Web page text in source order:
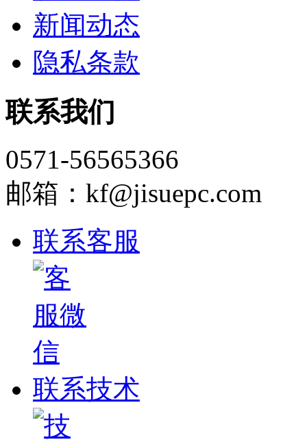
新闻动态
隐私条款
联系我们
0571-56565366
邮箱：kf@jisuepc.com
联系客服
联系技术